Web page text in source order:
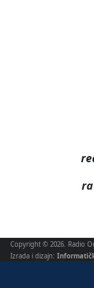
Copyright © 2026. Radio
Izrada i dizajn: